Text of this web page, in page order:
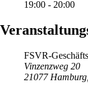
19:00 - 20:00
FSVR-
Vinzenzweg 20
21077 Hamburg